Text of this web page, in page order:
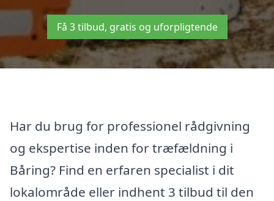
Få 3 tilbud, gratis og uforpligtende
Har du brug for professionel rådgivning
og ekspertise inden for træfældning i
Båring? Find en erfaren specialist i dit
lokalområde eller indhent 3 tilbud til den